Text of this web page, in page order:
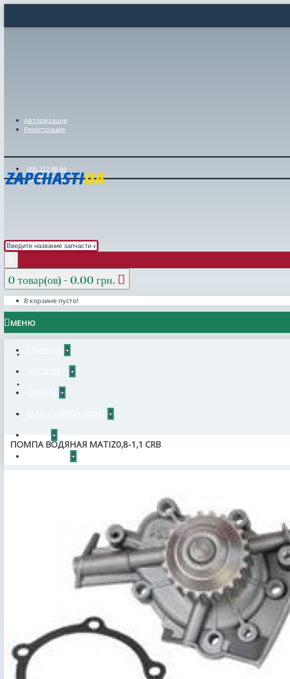
Авторизация
Регистрация
095 222 88 66
098 239 46 57
0 товар(ов) - 0.00 грн.
В корзине пусто!
МЕНЮ
+
+
+
+
+
+
ПОМПА ВОДЯНАЯ MATIZ0,8-1,1 CRB